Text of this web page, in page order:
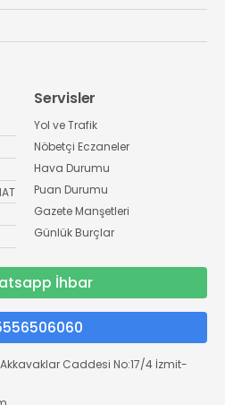
Servisler
Yol ve Trafik
Nöbetçi Eczaneler
Hava Durumu
Puan Durumu
Gazete Manşetleri
Günlük Burçlar
İhbar
Caddesi No:17/4 İzmit-